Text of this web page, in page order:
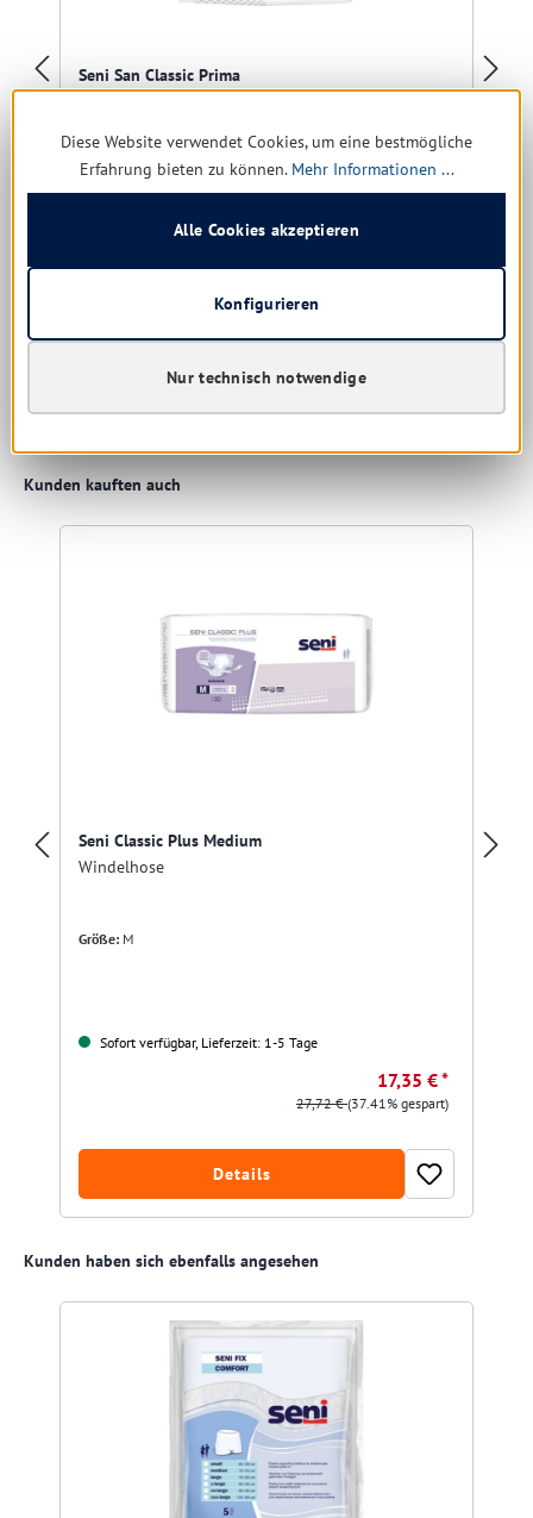
Seni San Classic Prima
Sofort verfügbar, Lieferzeit: 1-5 Tage
Produktgalerie überspringen
Kunden kauften auch
Seni Classic Plus Medium
Windelhose
Größe: M
Sofort verfügbar, Lieferzeit: 1-5 Tage
17,35 € *
27,72 €(37.41% gespart)
Details
Produktgalerie überspringen
Kunden haben sich ebenfalls angesehen
Diese Website verwendet Cookies, um eine bestmögliche
Erfahrung bieten zu können. Mehr Informationen ...
Nur technisch notwendige
Konfigurieren
Alle Cookies akzeptieren